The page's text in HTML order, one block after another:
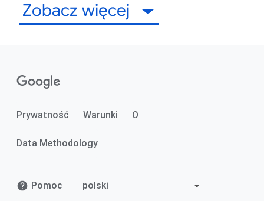
Zobacz więcej
Prywatność Warunki O
Data Methodology
Pomoc